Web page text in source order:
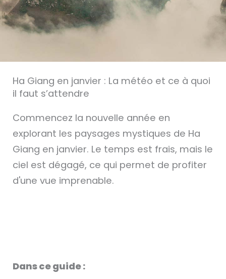
Ha Giang en janvier : La météo et ce à quoi
il faut s’attendre
Commencez la nouvelle année en
explorant les paysages mystiques de Ha
Giang en janvier. Le temps est frais, mais le
ciel est dégagé, ce qui permet de profiter
d'une vue imprenable.
Dans ce guide :